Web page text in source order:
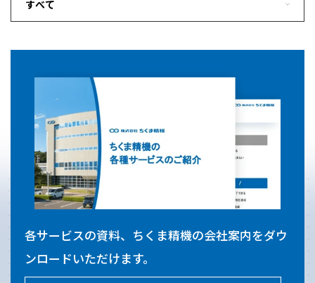
各サービスの資料、ちくま精機の会社案内をダウ
ンロードいただけます。